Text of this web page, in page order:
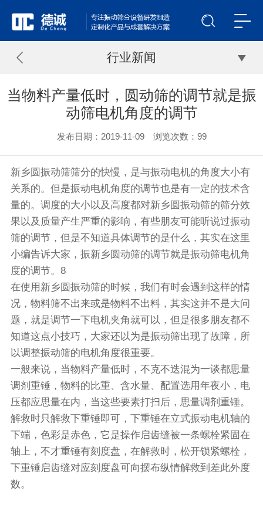
行业新闻
当物料产量低时，圆动筛的调节就是振
动筛电机角度的调节
发布日期：2019-11-09 浏览次数： 99
新乡圆振动筛筛分的快慢，是与振动电机的角度大小有
关系的。但是振动电机角度的调节也是有一定的技术含
量的。调度的大小以及高度都对新乡圆振动筛的筛分效
果以及质量产生严重的影响，有些朋友可能听说过振动
筛的调节，但是不知道具体调节的是什么，其实在这里
小编告诉大家，振新乡圆动筛的调节就是振动筛电机角
度的调节。8
在使用新乡圆振动筛的时候，我们有时会遇到这样的情
况，物料筛不出来或是物料不出料，其实这并不是大问
题，就是调节一下电机夹角就可以，但是很多朋友都不
知道这点小技巧，大家还以为是振动筛出现了故障，所
以调整振动筛的电机角度很重要。
一般来说，当物料产量低时，不克不迭混为一谈都思量
调剂重锤，物料的比重、含水量、配置选用年夜小，电
压都应思量在内，当这些要素打扫后，思量调剂重锤。
解救时只解救下重锤即可，下重锤在立式振动电机轴的
下端，色彩是赤色，它是操作启齿缝被一条螺栓紧固在
轴上，不才重锤有刻度盘，在解救时，松开锁紧螺栓，
下重锤启齿缝对应刻度盘可向摆布纵情解救到差此外度
数。